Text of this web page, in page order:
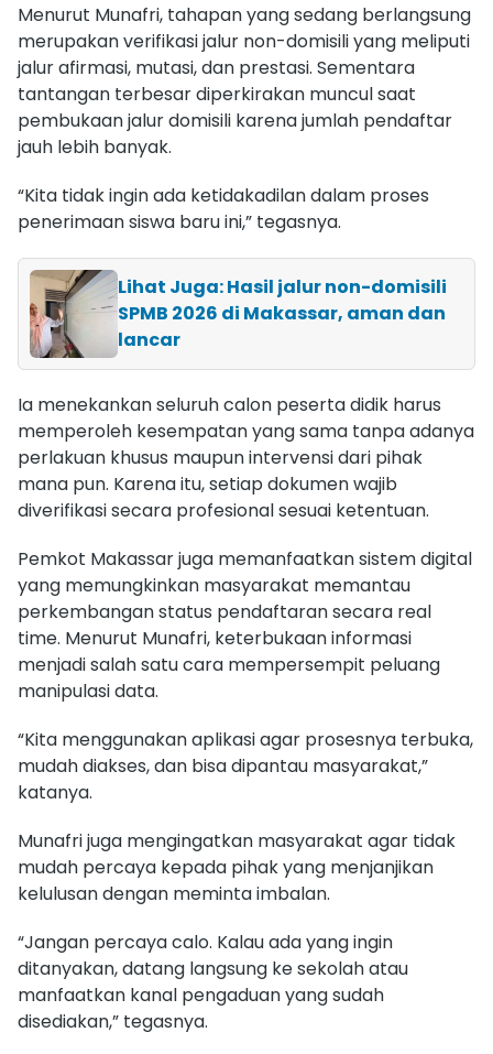
Menurut Munafri, tahapan yang sedang berlangsung
merupakan verifikasi jalur non-domisili yang meliputi
jalur afirmasi, mutasi, dan prestasi. Sementara
tantangan terbesar diperkirakan muncul saat
pembukaan jalur domisili karena jumlah pendaftar
jauh lebih banyak.
“Kita tidak ingin ada ketidakadilan dalam proses
penerimaan siswa baru ini,” tegasnya.
Lihat Juga: Hasil jalur non-domisili
SPMB 2026 di Makassar, aman dan
lancar
Ia menekankan seluruh calon peserta didik harus
memperoleh kesempatan yang sama tanpa adanya
perlakuan khusus maupun intervensi dari pihak
mana pun. Karena itu, setiap dokumen wajib
diverifikasi secara profesional sesuai ketentuan.
Pemkot Makassar juga memanfaatkan sistem digital
yang memungkinkan masyarakat memantau
perkembangan status pendaftaran secara real
time. Menurut Munafri, keterbukaan informasi
menjadi salah satu cara mempersempit peluang
manipulasi data.
“Kita menggunakan aplikasi agar prosesnya terbuka,
mudah diakses, dan bisa dipantau masyarakat,”
katanya.
Munafri juga mengingatkan masyarakat agar tidak
mudah percaya kepada pihak yang menjanjikan
kelulusan dengan meminta imbalan.
“Jangan percaya calo. Kalau ada yang ingin
ditanyakan, datang langsung ke sekolah atau
manfaatkan kanal pengaduan yang sudah
disediakan,” tegasnya.